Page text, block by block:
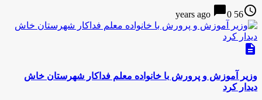
access_time
56 years ago
chat_bubble0
description
وزیر آموزش و پرورش با خانواده معلم فداکار شهرستان خاش
دیدار کرد